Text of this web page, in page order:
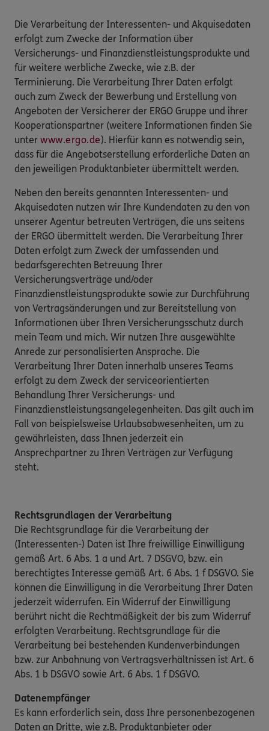
Die Verarbeitung der Interessenten- und Akquisedaten
erfolgt zum Zwecke der Information über
Versicherungs- und Finanzdienstleistungsprodukte und
für weitere werbliche Zwecke, wie z.B. der
Terminierung. Die Verarbeitung Ihrer Daten erfolgt
auch zum Zweck der Bewerbung und Erstellung von
Angeboten der Versicherer der ERGO Gruppe und ihrer
Kooperationspartner (weitere Informationen finden Sie
unter www.ergo.de). Hierfür kann es notwendig sein,
dass für die Angebotserstellung erforderliche Daten an
den jeweiligen Produktanbieter übermittelt werden.
Neben den bereits genannten Interessenten- und
Akquisedaten nutzen wir Ihre Kundendaten zu den von
unserer Agentur betreuten Verträgen, die uns seitens
der ERGO übermittelt werden. Die Verarbeitung Ihrer
Daten erfolgt zum Zweck der umfassenden und
bedarfsgerechten Betreuung Ihrer
Versicherungsverträge und/oder
Finanzdienstleistungsprodukte sowie zur Durchführung
von Vertragsänderungen und zur Bereitstellung von
Informationen über Ihren Versicherungsschutz durch
mein Team und mich. Wir nutzen Ihre ausgewählte
Anrede zur personalisierten Ansprache. Die
Verarbeitung Ihrer Daten innerhalb unseres Teams
erfolgt zu dem Zweck der serviceorientierten
Behandlung Ihrer Versicherungs- und
Finanzdienstleistungsangelegenheiten. Das gilt auch im
Fall von beispielsweise Urlaubsabwesenheiten, um zu
gewährleisten, dass Ihnen jederzeit ein
Ansprechpartner zu Ihren Verträgen zur Verfügung
steht.
Rechtsgrundlagen der Verarbeitung
Die Rechtsgrundlage für die Verarbeitung der
(Interessenten-) Daten ist Ihre freiwillige Einwilligung
gemäß Art. 6 Abs. 1 a und Art. 7 DSGVO, bzw. ein
berechtigtes Interesse gemäß Art. 6 Abs. 1 f DSGVO. Sie
können die Einwilligung in die Verarbeitung Ihrer Daten
jederzeit widerrufen. Ein Widerruf der Einwilligung
berührt nicht die Rechtmäßigkeit der bis zum Widerruf
erfolgten Verarbeitung. Rechtsgrundlage für die
Verarbeitung bei bestehenden Kundenverbindungen
bzw. zur Anbahnung von Vertragsverhältnissen ist Art. 6
Abs. 1 b DSGVO sowie Art. 6 Abs. 1 f DSGVO.
Datenempfänger
Es kann erforderlich sein, dass Ihre personenbezogenen
Daten an Dritte, wie z.B. Produktanbieter oder